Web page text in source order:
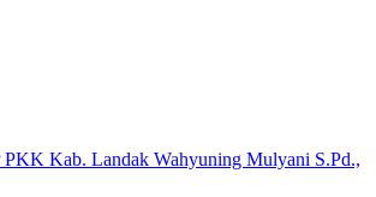
Kab. Landak Wahyuning Mulyani S.Pd.,